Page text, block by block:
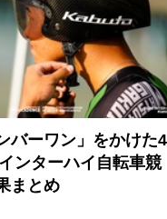
バーワン」をかけた4
ンターハイ自転車競
まとめ